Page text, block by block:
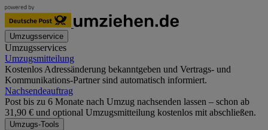
Umzugsservice
Umzugsservices
Umzugsmitteilung
Kostenlos Adressänderung bekanntgeben und Vertrags- und
Kommunikations-Partner sind automatisch informiert.
Nachsendeauftrag
Post bis zu 6 Monate nach Umzug nachsenden lassen – schon ab
31,90 € und optional Umzugsmitteilung kostenlos mit abschließen.
Umzugs-Tools